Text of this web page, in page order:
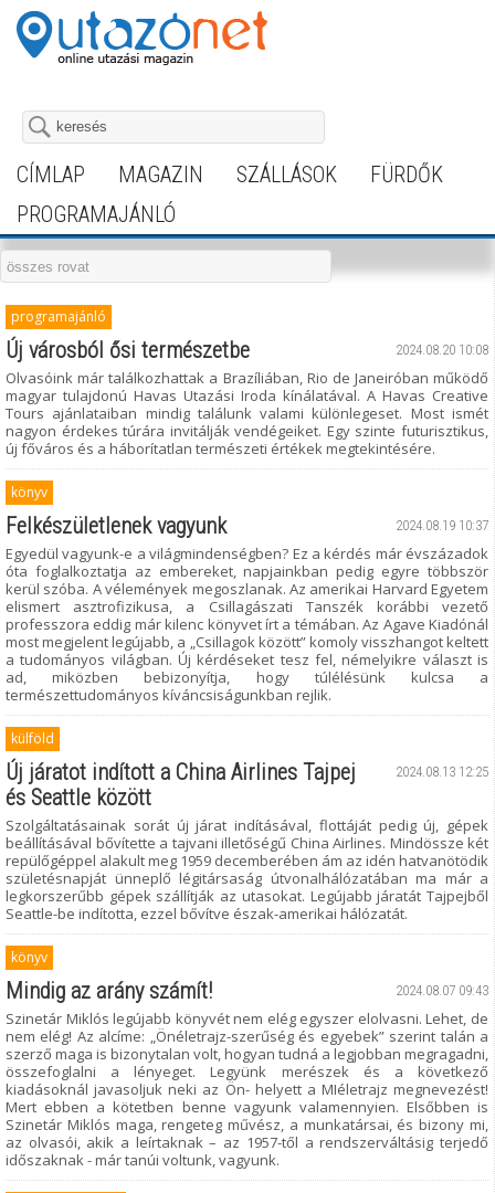
CÍMLAP MAGAZIN SZÁLLÁSOK
FÜRDŐK
PROGRAMAJÁNLÓ
programajánló
2024.08.20 10:08
Új városból ősi természetbe
Olvasóink már találkozhattak a Brazíliában, Rio de Janeiróban működő
magyar tulajdonú Havas Utazási Iroda kínálatával. A Havas Creative
Tours ajánlataiban mindig találunk valami különlegeset. Most ismét
nagyon érdekes túrára invitálják vendégeiket. Egy szinte futurisztikus,
új főváros és a háborítatlan természeti értékek megtekintésére.
könyv
2024.08.19 10:37
Felkészületlenek vagyunk
Egyedül vagyunk-e a világmindenségben? Ez a kérdés már évszázadok
óta foglalkoztatja az embereket, napjainkban pedig egyre többször
kerül szóba. A vélemények megoszlanak. Az amerikai Harvard Egyetem
elismert asztrofizikusa, a Csillagászati Tanszék korábbi vezető
professzora eddig már kilenc könyvet írt a témában. Az Agave Kiadónál
most megjelent legújabb, a „Csillagok között” komoly visszhangot keltett
a tudományos világban. Új kérdéseket tesz fel, némelyikre választ is
ad, miközben bebizonyítja, hogy túlélésünk kulcsa a
természettudományos kíváncsiságunkban rejlik.
külföld
2024.08.13 12:25
Új járatot indított a China Airlines Tajpej
és Seattle között
Szolgáltatásainak sorát új járat indításával, flottáját pedig új, gépek
beállításával bővítette a tajvani illetőségű China Airlines. Mindössze két
repülőgéppel alakult meg 1959 decemberében ám az idén hatvanötödik
születésnapját ünneplő légitársaság útvonalhálózatában ma már a
legkorszerűbb gépek szállítják az utasokat. Legújabb járatát Tajpejből
Seattle-be indította, ezzel bővítve észak-amerikai hálózatát.
könyv
2024.08.07 09:43
Mindig az arány számít!
Szinetár Miklós legújabb könyvét nem elég egyszer elolvasni. Lehet, de
nem elég! Az alcíme: „Önéletrajz-szerűség és egyebek” szerint talán a
szerző maga is bizonytalan volt, hogyan tudná a legjobban megragadni,
összefoglalni a lényeget. Legyünk merészek és a következő
kiadásoknál javasoljuk neki az Ön- helyett a MIéletrajz megnevezést!
Mert ebben a kötetben benne vagyunk valamennyien. Elsőbben is
Szinetár Miklós maga, rengeteg művész, a munkatársai, és bizony mi,
az olvasói, akik a leírtaknak – az 1957-től a rendszerváltásig terjedő
időszaknak - már tanúi voltunk, vagyunk.